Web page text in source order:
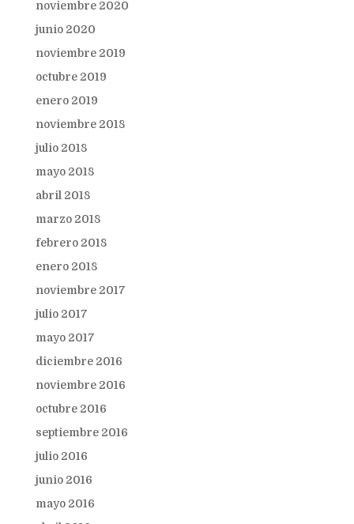
noviembre 2020
junio 2020
noviembre 2019
octubre 2019
enero 2019
noviembre 2018
julio 2018
mayo 2018
abril 2018
marzo 2018
febrero 2018
enero 2018
noviembre 2017
julio 2017
mayo 2017
diciembre 2016
noviembre 2016
octubre 2016
septiembre 2016
julio 2016
junio 2016
mayo 2016